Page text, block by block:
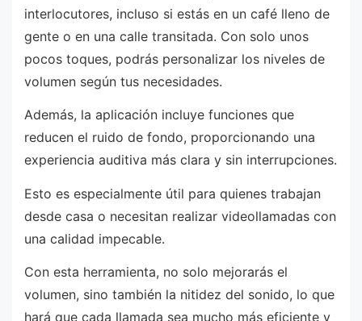
interlocutores, incluso si estás en un café lleno de
gente o en una calle transitada. Con solo unos
pocos toques, podrás personalizar los niveles de
volumen según tus necesidades.
Además, la aplicación incluye funciones que
reducen el ruido de fondo, proporcionando una
experiencia auditiva más clara y sin interrupciones.
Esto es especialmente útil para quienes trabajan
desde casa o necesitan realizar videollamadas con
una calidad impecable.
Con esta herramienta, no solo mejorarás el
volumen, sino también la nitidez del sonido, lo que
hará que cada llamada sea mucho más eficiente y